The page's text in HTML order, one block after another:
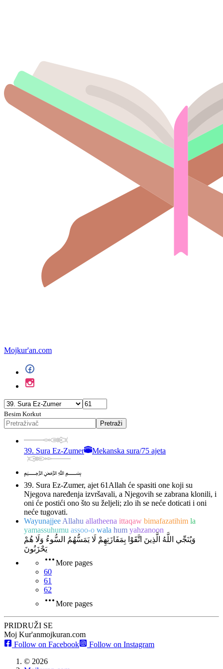
Mojkur'an.com
Besim Korkut
Pretraži
39. Sura Ez-Zumer Mekanska sura/75 ajeta
﷽
39. Sura Ez-Zumer, ajet 61 Allah će spasiti one koji su
Njegova naređenja izvršavali, a Njegovih se zabrana klonili, i
oni će postići ono što su željeli; zlo ih se neće doticati i oni
neće tugovati.
Wayunajjee Allahu allatheena ittaqaw bimafazatihim la
yamassuhumu assoo-o wala hum yahzanoon
وَيُنَجِّي اللَّهُ الَّذِينَ اتَّقَوْا بِمَفَازَتِهِمْ لَا يَمَسُّهُمُ السُّوءُ وَلَا هُمْ
يَحْزَنُونَ
More pages
60
61
62
More pages
PRIDRUŽI SE
Moj Kur'anmojkuran.com
Follow on Facebook
Follow on Instagram
© 2026